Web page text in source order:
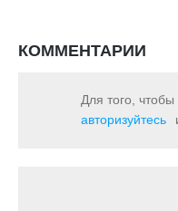
КОММЕНТАРИИ
Для того, чтобы
авторизуйтесь